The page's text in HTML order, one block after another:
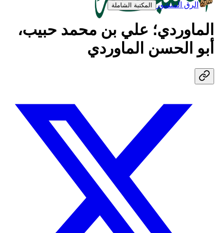
الرق المنشور المكتبة الشاملة
الماوردي؛ علي بن محمد حبيب،
أبو الحسن الماوردي